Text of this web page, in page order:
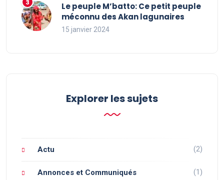
Le peuple M’batto: Ce petit peuple
méconnu des Akan lagunaires
15 janvier 2024
Explorer les sujets
Actu (2)
Annonces et Communiqués (1)